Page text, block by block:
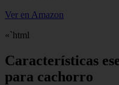
Ver en Amazon
«`html
Características
para cachorro